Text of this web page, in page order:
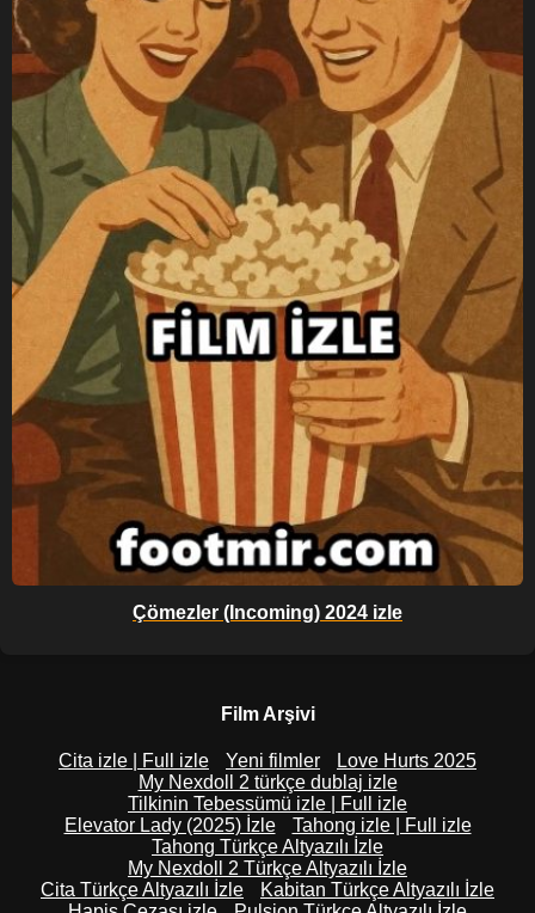
Çömezler (Incoming) 2024 izle
Film Arşivi
Cita izle | Full izle Yeni filmler
Love Hurts 2025
My Nexdoll 2 türkçe dublaj izle
Tilkinin Tebessümü izle | Full izle
Elevator Lady (2025) İzle
Tahong izle | Full izle
Tahong Türkçe Altyazılı İzle
My Nexdoll 2 Türkçe Altyazılı İzle
Cita Türkçe Altyazılı İzle
Kabitan Türkçe Altyazılı İzle